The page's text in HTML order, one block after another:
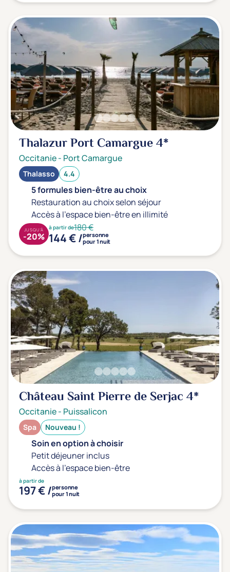
Thalazur Port Camargue4*
Occitanie- Port Camargue
Thalasso 4.4
5 formules bien-être au choix
Restauration au choix selon séjour
Accès à l'espace bien-être en illimité
à partir de180 €
144 € /personne
pour 1 nuit
JUSQU'À
-20%
Château Saint Pierre de Serjac4*
Occitanie- Puissalicon
Spa Nouveau !
Soin en option à choisir
Petit déjeuner inclus
Accès à l'espace bien-être
à partir de
197 € /personne
pour 1 nuit